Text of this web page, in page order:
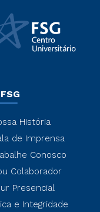
História
de Imprensa
Conosco
Colaborador
Presencial
e Integridade